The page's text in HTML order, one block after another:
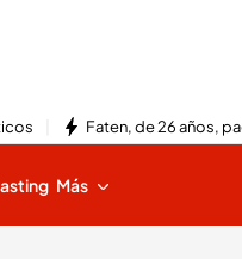
Faten, de 26 años,
Más